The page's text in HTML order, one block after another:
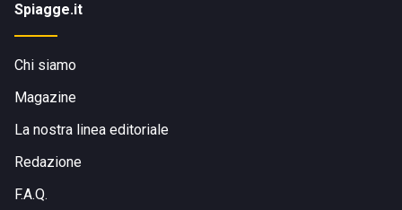
Spiagge.it
Chi siamo
Magazine
La nostra linea editoriale
Redazione
F.A.Q.